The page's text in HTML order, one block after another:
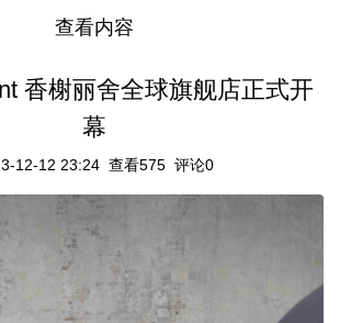
查看内容
香榭丽舍全球旗舰店正式开
幕
12-12 23:24 查看575 评论0